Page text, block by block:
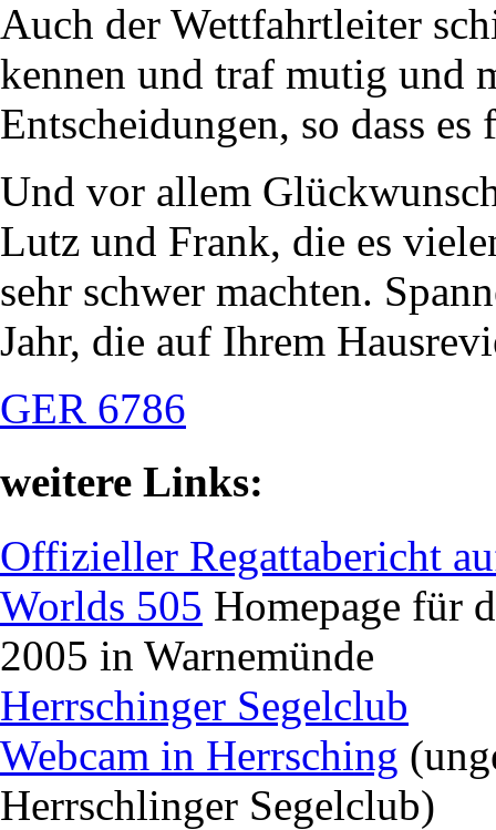
Auch der Wettfahrtleiter
kennen und traf mutig und
Entscheidungen, so dass
Und vor allem
Lutz und Frank, die es
sehr schwer machten.
Jahr, die auf Ihrem
GER 6786
weitere Links:
Offizieller Regattabericht
Worlds 505 Homepage für
2005 in Warnemünde
Herrschinger Segelclub
Webcam in Herrsching
Herrschlinger Segelclub)